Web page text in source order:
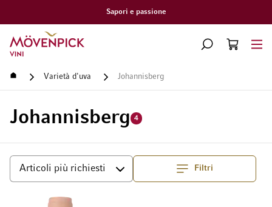
Sapori e passione
Vai alla Home Page
CERCA
CART
Home Varietà d'uva Johannisberg
Johannisberg 4
Filtri
Ordina per Superiore